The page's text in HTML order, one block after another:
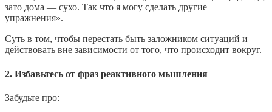
зато дома — сухо. Так что я могу сделать другие
упражнения».
Суть в том, чтобы перестать быть заложником ситуаций и
действовать вне зависимости от того, что происходит вокруг.
2. Избавьтесь от фраз реактивного мышления
Забудьте про: